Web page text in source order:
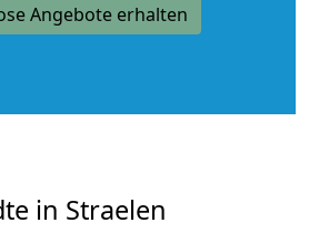
Angebote erhalten
in Straelen